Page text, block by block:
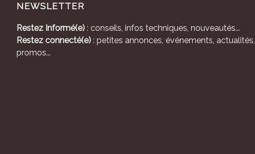
NEWSLETTER
Restez Informé(e) : conseils, infos techniques, nouveautés...
Restez connecté(e) : petites annonces, événements, actualités,
promos...